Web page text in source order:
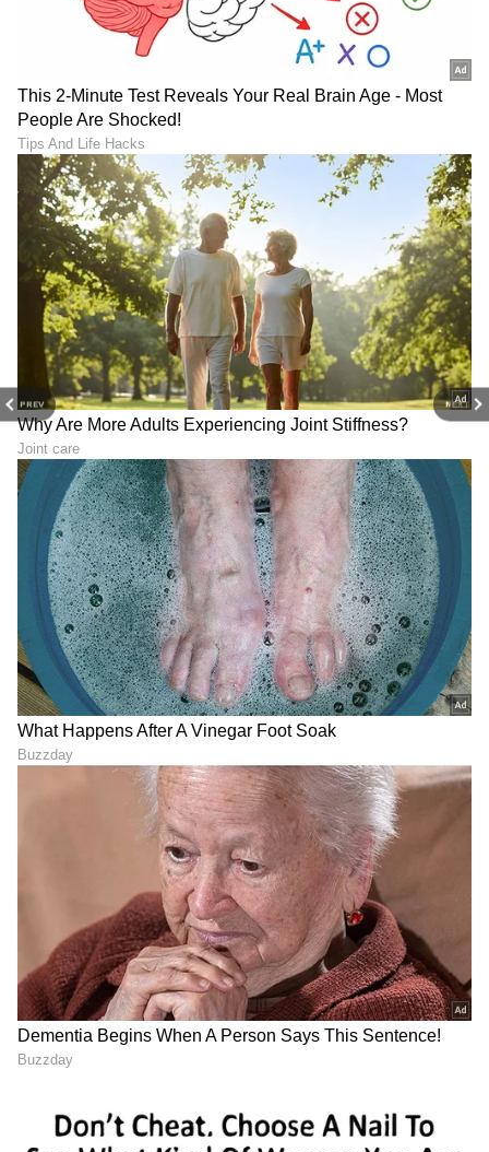
PREV NEXT
ಮದುವೆಗೂ ಮುನ್ನ ಈಕೆಗೆ ಬೆಂಗಳೂರು ಅಂತಾರಾಷ್ಟ್ರೀಯ
ವಿಮಾನ ನಿಲ್ದಾಣದಲ್ಲಿ ಆಪರೇಷನ್ಸ್‌ ಅಸಿಸ್ಟೆಂಟ್‌ ಉದ್ಯೋಗ
ಕೂಡ ಸಿಕ್ಕಿತ್ತು. ಆದರೆ, ಈ ಕೆಲಸವನ್ನು ಆಕೆ ಮುಂದುವರಿಸಿದ್ದರ
ಬಗ್ಗೆ ಯಾವುದೇ ದಾಖಲೆಗಳು ನಂತರ ಉಳಿಯಲಿಲ್ಲ.
7
7
Image Credit :Instagram./niveditha Gowda
ಸದ್ಯ ಸೋಶಿಯಲ್‌ ಮೀಡಿಯಾದಲ್ಲಿ ಕಂಟೆಂಟ್‌ ಮಾಡುವ
ಮೂಲಕವೇ ಹಣ ಮಾಡುತ್ತಿರುವ ನಿವೇದಿತಾ ಗೌಡ,
ಇದರಿಂದಲೇ ತಮ್ಮ ಇಷ್ಟದ ವಸ್ತುಗಳು ಹಾಗೂ ವಿದೇಶಿ
ಟ್ರಿಪ್‌ಗಳನ್ನು ಮಾಡುವುದಾಗಿ ಹಿಂದೊಮ್ಮೆ ಹೇಳಿಕೊಂಡಿದ್ದರು.
LATEST VIDEOS